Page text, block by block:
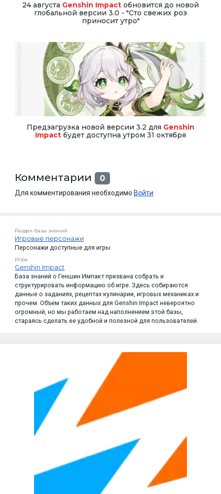
24 августа Genshin Impact обновится до новой
глобальной версии 3.0 - "Сто свежих роз
приносит утро"
Предзагрузка новой версии 3.2 для Genshin
Impact будет доступна утром 31 октября
Комментарии 0
Для комментирования необходимо Войти
Раздел базы знаний
Игровые персонажи
Персонажи доступные для игры
Игра
Genshin Impact
База знаний о Геншин Импакт призвана собрать и
структурировать информацию об игре. Здесь собираются
данные о заданиях, рецептах кулинарии, игровых механиках и
прочем. Объем таких данных для Genshin Impact невероятно
огромный, но мы работаем над наполнением этой базы,
стараясь сделать ее удобной и полезной для пользователей.